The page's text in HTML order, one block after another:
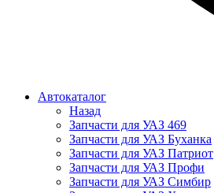
Автокаталог
Назад
Запчасти для УАЗ 469
Запчасти для УАЗ Буханка
Запчасти для УАЗ Патриот
Запчасти для УАЗ Профи
Запчасти для УАЗ Симбир